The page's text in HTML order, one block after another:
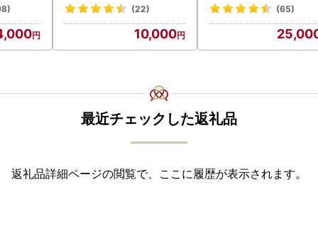
(22)
10,000
(65)
最近チェックした返礼品
返礼品詳細ページの閲覧で、ここに履歴が表示されます。